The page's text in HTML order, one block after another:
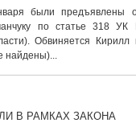
были предъявлены
по статье 318
Обвиняется
найдены)...
В РАМКАХ ЗАКОНА